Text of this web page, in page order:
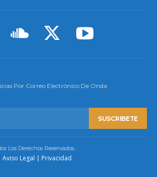
Por Correo Electrónico De Onda
SUSCRIBETE
Los Derechos Reservados.
Aviso Legal | Privacidad